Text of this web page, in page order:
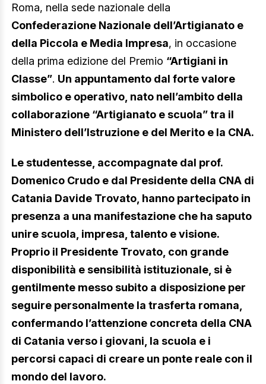
Roma, nella sede nazionale della
Confederazione Nazionale dell’Artigianato e
della Piccola e Media Impresa, in occasione
della prima edizione del Premio “Artigiani in
Classe”. Un appuntamento dal forte valore
simbolico e operativo, nato nell’ambito della
collaborazione “Artigianato e scuola” tra il
Ministero dell’Istruzione e del Merito e la CNA.
Le studentesse, accompagnate dal prof.
Domenico Crudo e dal Presidente della CNA di
Catania Davide Trovato, hanno partecipato in
presenza a una manifestazione che ha saputo
unire scuola, impresa, talento e visione.
Proprio il Presidente Trovato, con grande
disponibilità e sensibilità istituzionale, si è
gentilmente messo subito a disposizione per
seguire personalmente la trasferta romana,
confermando l’attenzione concreta della CNA
di Catania verso i giovani, la scuola e i
percorsi capaci di creare un ponte reale con il
mondo del lavoro.